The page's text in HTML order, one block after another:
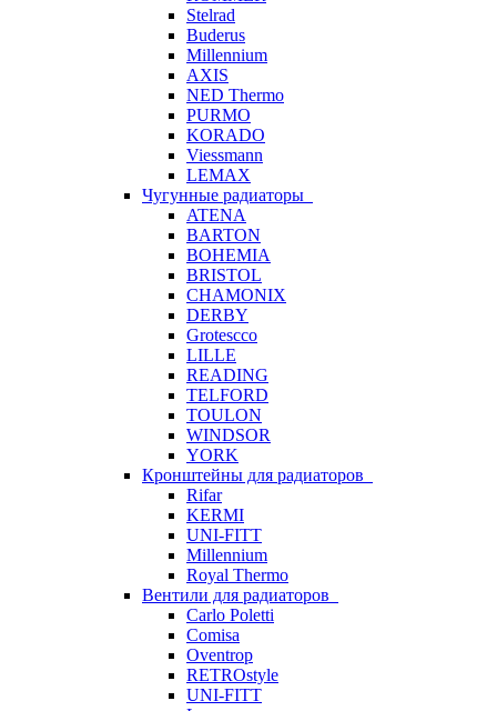
Stelrad
Buderus
Millennium
AXIS
NED Thermo
PURMO
KORADO
Viessmann
LEMAX
Чугунные радиаторы
ATENA
BARTON
BOHEMIA
BRISTOL
CHAMONIX
DERBY
Grotescco
LILLE
READING
TELFORD
TOULON
WINDSOR
YORK
Кронштейны для радиаторов
Rifar
KERMI
UNI-FITT
Millennium
Royal Thermo
Вентили для радиаторов
Carlo Poletti
Comisa
Oventrop
RETROstyle
UNI-FITT